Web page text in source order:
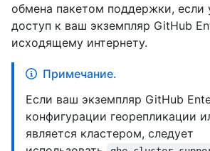
обмена пакетом поддержки, если
доступ к ваш экземпляр GitHub
исходящему интернету.
Примечание.
Если ваш экземпляр GitHub
конфигурации георепликации
является кластером, следует